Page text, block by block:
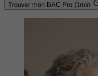
Trouver mon BAC Pro (1min